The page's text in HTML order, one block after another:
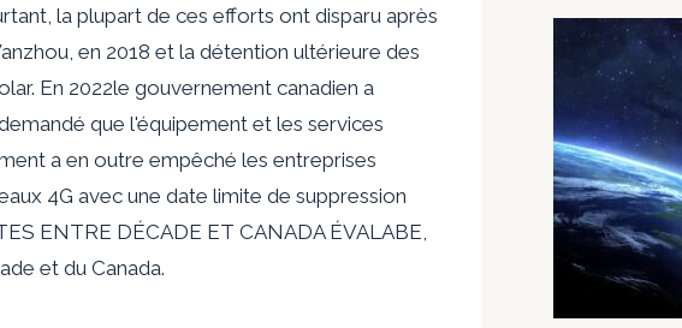
la plupart de ces efforts ont disparu après
en 2018 et la détention ultérieure des
En 2022le gouvernement canadien a
que l'équipement et les services
a en outre empêché les entreprises
4G avec une date limite de suppression
ENTRE DÉCADE ET CANADA ÉVALABE,
et du Canada.